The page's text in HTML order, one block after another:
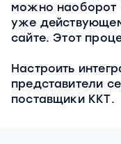
можно наоборот
уже
сайте. Этот
Настроить
представители
поставщики ККТ.